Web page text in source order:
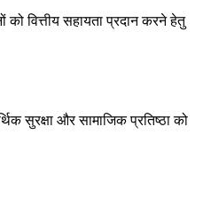
वित्तीय सहायता प्रदान करने हेतु
सुरक्षा और सामाजिक प्रतिष्ठा को